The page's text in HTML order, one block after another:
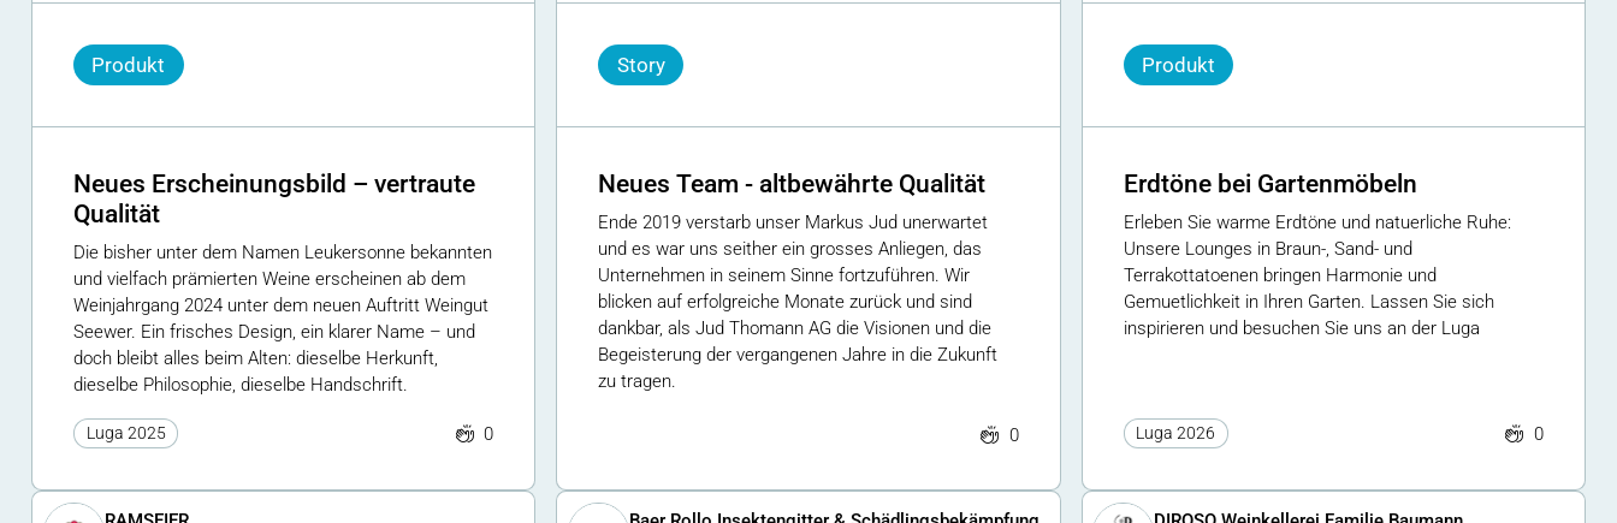
Produkt
Neues Erscheinungsbild – vertraute
Qualität
Die bisher unter dem Namen Leukersonne bekannten
und vielfach prämierten Weine erscheinen ab dem
Weinjahrgang 2024 unter dem neuen Auftritt Weingut
Seewer. Ein frisches Design, ein klarer Name – und
doch bleibt alles beim Alten: dieselbe Herkunft,
dieselbe Philosophie, dieselbe Handschrift.
Luga 2025 0
Story
Neues Team - altbewährte Qualität
Ende 2019 verstarb unser Markus Jud unerwartet
und es war uns seither ein grosses Anliegen, das
Unternehmen in seinem Sinne fortzuführen. Wir
blicken auf erfolgreiche Monate zurück und sind
dankbar, als Jud Thomann AG die Visionen und die
Begeisterung der vergangenen Jahre in die Zukunft
zu tragen.
0
Produkt
Erdtöne bei Gartenmöbeln
Erleben Sie warme Erdtöne und natuerliche Ruhe:
Unsere Lounges in Braun-, Sand- und
Terrakottatoenen bringen Harmonie und
Gemuetlichkeit in Ihren Garten. Lassen Sie sich
inspirieren und besuchen Sie uns an der Luga
Luga 2026 0